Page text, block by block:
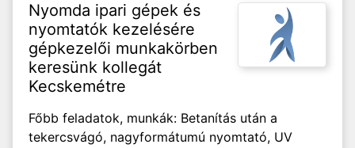
Nyomda ipari gépek és
nyomtatók kezelésére
gépkezelői munkakörben
keresünk kollegát
Kecskemétre
Főbb feladatok, munkák: Betanítás után a
tekercsvágó, nagyformátumú nyomtató, UV